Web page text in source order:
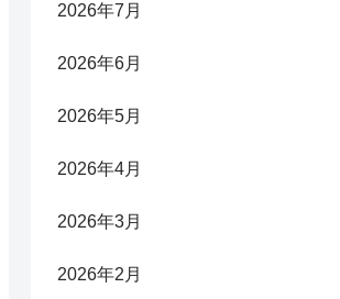
2026年7月
2026年6月
2026年5月
2026年4月
2026年3月
2026年2月